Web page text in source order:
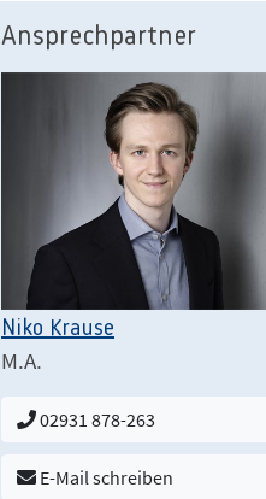
Ansprechpartner
Niko Krause
M.A.
02931 878-263
E-Mail schreiben